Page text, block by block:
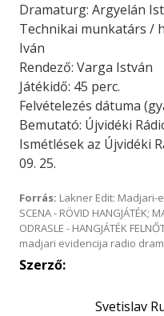
Dramaturg: Argyelán
Technikai munkatárs /
Iván
Rendező: Varga István
Játékidő: 45 perc.
Felvételezés dátuma
Bemutató: Újvidéki
Ismétlések az Újvidéki
09. 25.
Forrás: Lakner Edit: Madjari-
SCENA - RÖVID HANGJÁTÉK;
ODRASLE - HANGJÁTÉK
madjari evidencija radio
Szerző:
Svetislav